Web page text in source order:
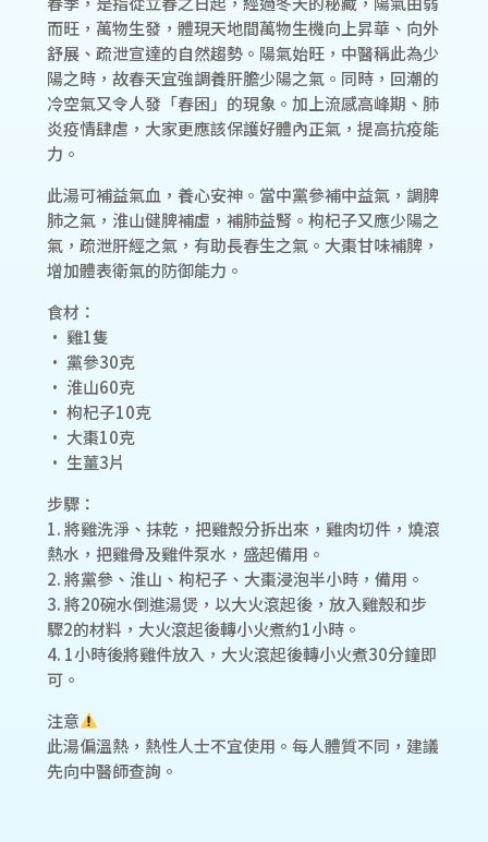
而旺，萬物生發，體現天地間萬物生機向上昇華、向外
舒展、疏泄宣達的自然趨勢。陽氣始旺，中醫稱此為少
陽之時，故春天宜強調養肝膽少陽之氣。同時，回潮的
冷空氣又令人發「春困」的現象。加上流感高峰期、肺
炎疫情肆虐，大家更應該保護好體內正氣，提高抗疫能
力。
此湯可補益氣血，養心安神。當中黨參補中益氣，調脾
肺之氣，淮山健脾補虛，補肺益腎。枸杞子又應少陽之
氣，疏泄肝經之氣，有助長春生之氣。大棗甘味補脾，
增加體表衛氣的防御能力。
食材：
• 雞1隻
• 黨參30克
• 淮山60克
• 枸杞子10克
• 大棗10克
• 生薑3片
步驟：
1. 將雞洗淨、抹乾，把雞殼分拆出來，雞肉切件，燒滾
熱水，把雞骨及雞件泵水，盛起備用。
2. 將黨參、淮山、枸杞子、大棗浸泡半小時，備用。
3. 將20碗水倒進湯煲，以大火滾起後，放入雞殼和步
驟2的材料，大火滾起後轉小火煮約1小時。
4. 1小時後將雞件放入，大火滾起後轉小火煮30分鐘即
可。
注意
此湯偏溫熱，熱性人士不宜使用。每人體質不同，建議
先向中醫師查詢。